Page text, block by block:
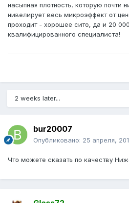
насыпная плотность, которую почти
нивелирует весь микроэффект от
проходит - хорошее сито, да и 20
квалифицированного специалиста!
2 weeks later...
bur20007
Опубликовано: 25 апреля,
Что можете сказать по качеству